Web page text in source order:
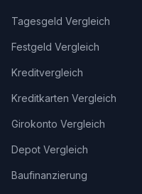
Tagesgeld Vergleich
Festgeld Vergleich
Kreditvergleich
Kreditkarten Vergleich
Girokonto Vergleich
Depot Vergleich
Baufinanzierung